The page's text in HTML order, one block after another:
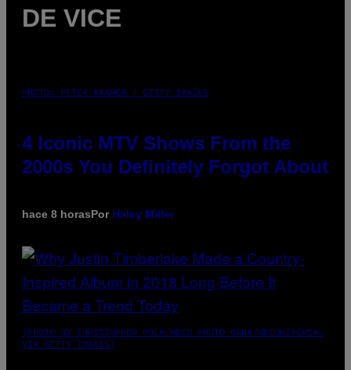
DE VICE
PHOTO: PETER KRAMER / GETTY IMAGES
4 Iconic MTV Shows From the
2000s You Definitely Forgot About
hace 8 horasPor Haley Miller
(PHOTO BY CHRISTOPHER POLK/NBCU PHOTO BANK/NBCUNIVERSAL
VIA GETTY IMAGES)